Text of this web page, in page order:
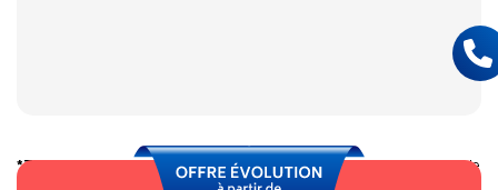
*Tarifs indicatifs: Le montant mensuel peut varier en fonction du volume de